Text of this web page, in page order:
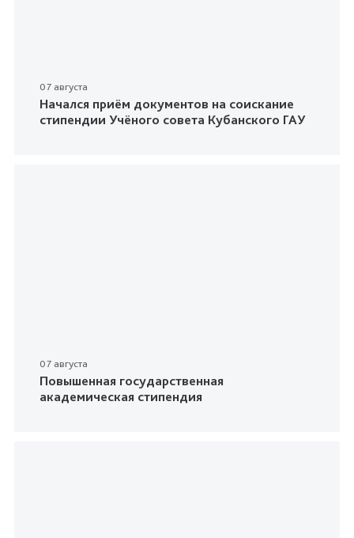
07 августа
Начался приём документов на соискание
стипендии Учёного совета Кубанского ГАУ
07 августа
Повышенная государственная
академическая стипендия